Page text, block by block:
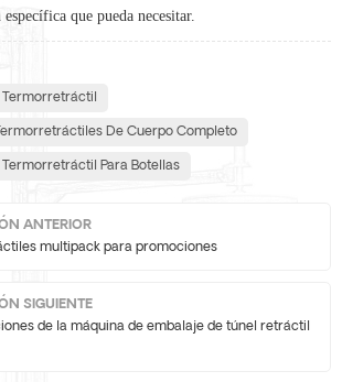
que pueda necesitar.
Termorretráctil
De Cuerpo Completo
Termorretráctil Para Botellas
ANTERIOR
multipack para promociones
SIGUIENTE
de la máquina de embalaje de túnel retráctil